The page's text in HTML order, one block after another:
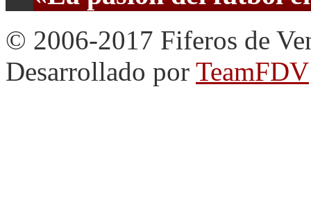
© 2006-2017 Fiferos de
Desarrollado por TeamFDV